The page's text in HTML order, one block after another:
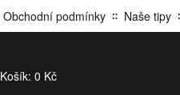
Košík: 0 Kč
Obchodní podmínky Naše tipy